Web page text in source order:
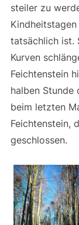
steiler zu
tatsächlich ist.
Kurven
Feichtenstein
halben Stunde
beim letzten
Feichtenstein,
geschlossen.